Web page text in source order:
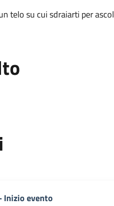
telo su cui sdraiarti per
Inizio evento